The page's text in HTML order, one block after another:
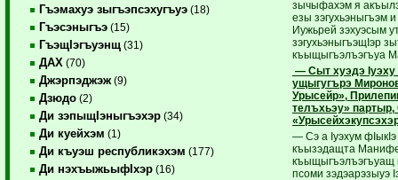
Гъэмахуэ зыгъэпсэхугъуэ (18)
Гъэсэныгъэ (15)
ГъэщIэгъуэнщ (31)
ДАХ (70)
Джэрпэджэж (9)
Дзюдо (2)
Ди зэпыщIэныгъэхэр (34)
Ди куейхэм (1)
Ди къуэш республикэхэм (177)
Ди нэхъыжьыфIхэр (16)
зычыфахэм я
езы зэгухьэныгъэм
Иужьрей зэхуэсым
зэгухьэныгъэщIэр
къыщыгъэлъэгъуа
— Сыт хуэдэ Iуэху
ущыгугърэ
Урысейр»,
телъхьэу» партыр,
— Сэ а Iуэхум
къызэдащта
къыщыгъэлъэгъуащ
псоми